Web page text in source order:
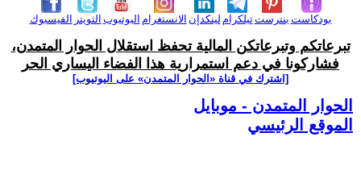
الفيسبوك التويتر اليوتيوب الانستغرام لينكدإن تيلكرامبنترست بودكاست
تبرعاتكم وتبرعاتكن المالية تحفظ استقلال الحوار المتمدن،
فشاركونا في دعم استمرارية هذا الفضاء اليساري الحر
[اشترك في قناة ‫«الحوار المتمدن» على اليوتيوب]
الحوار المتمدن - موبايل
الموقع الرئيسي